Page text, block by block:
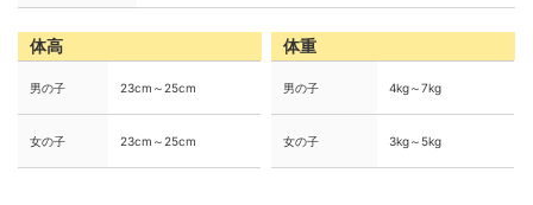
体高
男の子 23cm～25cm
女の子 23cm～25cm
体重
男の子 4kg～7kg
女の子 3kg～5kg